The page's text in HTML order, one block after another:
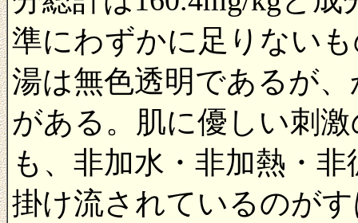
準にわずかに足りない
湯は無色透明であるが
がある。肌に優しい刺
も、非加水・非加熱・
掛け流されているのが